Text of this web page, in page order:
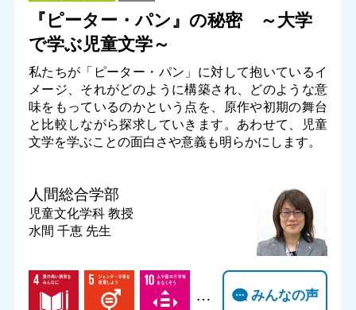
『ピーター・パン』の秘密 ～大学
で学ぶ児童文学～
私たちが「ピーター・パン」に対して抱いているイ
メージ、それがどのように構築され、どのような意
味をもっているのかという点を、原作や初期の舞台
と比較しながら探求していきます。あわせて、児童
文学を学ぶことの面白さや意義も明らかにします。
人間総合学部
児童文化学科 教授
水間 千恵 先生
… みんなの声